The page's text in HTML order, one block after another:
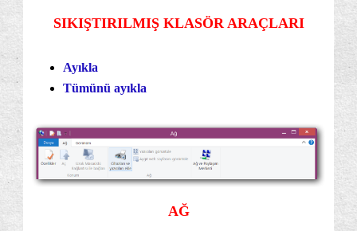
SIKIŞTIRILMIŞ KLASÖR ARAÇLARI
Ayıkla
Tümünü ayıkla
AĞ